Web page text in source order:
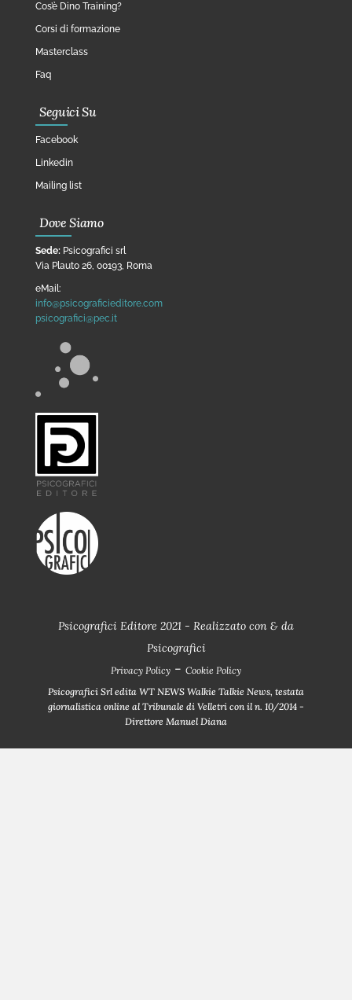
Cos’è Dino Training?
Corsi di formazione
Masterclass
Faq
Seguici Su
Facebook
Linkedin
Mailing list
Dove Siamo
Sede: Psicografici srl
Via Plauto 26, 00193, Roma
eMail:
info@psicograficieditore.com
psicografici@pec.it
Psicografici Editore 2021 - Realizzato con & da
Psicografici
Privacy Policy - Cookie Policy
Psicografici Srl edita WT NEWS Walkie Talkie News, testata
giornalistica online al Tribunale di Velletri con il n. 10/2014 -
Direttore Manuel Diana